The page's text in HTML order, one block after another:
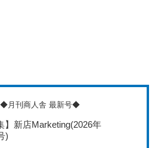
◆月刊商人舎 最新号◆
】新店Marketing(2026年
)